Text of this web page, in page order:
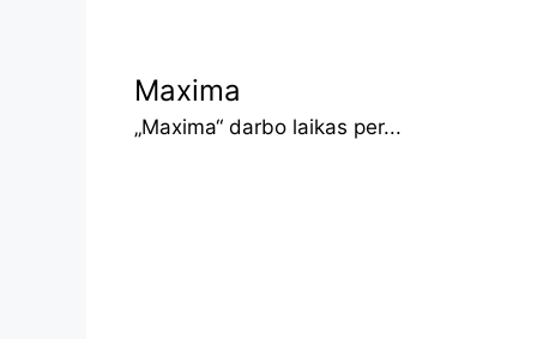
Maxima
„Maxima“ darbo laikas per...